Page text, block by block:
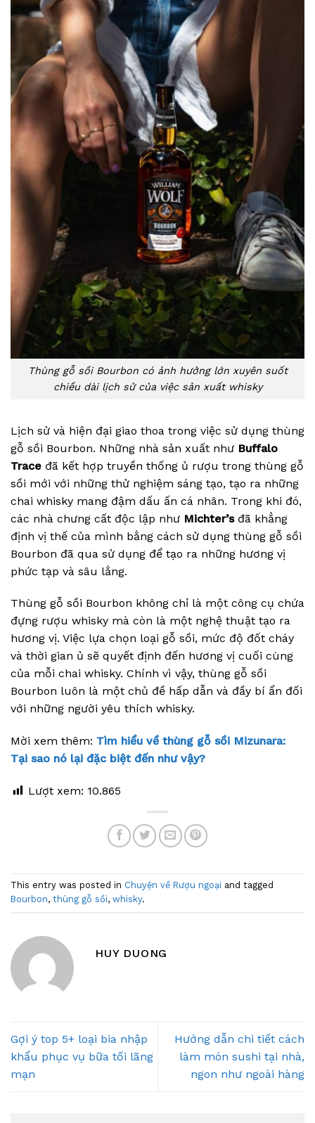
Thùng gỗ sồi Bourbon có ảnh hưởng lớn xuyên suốt
chiều dài lịch sử của việc sản xuất whisky
Lịch sử và hiện đại giao thoa trong việc sử dụng thùng
gỗ sồi Bourbon. Những nhà sản xuất như Buffalo
Trace đã kết hợp truyền thống ủ rượu trong thùng gỗ
sồi mới với những thử nghiệm sáng tạo, tạo ra những
chai whisky mang đậm dấu ấn cá nhân. Trong khi đó,
các nhà chưng cất độc lập như Michter’sđã khẳng
định vị thế của mình bằng cách sử dụng thùng gỗ sồi
Bourbon đã qua sử dụng để tạo ra những hương vị
phức tạp và sâu lắng.
Thùng gỗ sồi Bourbon không chỉ là một công cụ chứa
đựng rượu whisky mà còn là một nghệ thuật tạo ra
hương vị. Việc lựa chọn loại gỗ sồi, mức độ đốt cháy
và thời gian ủ sẽ quyết định đến hương vị cuối cùng
của mỗi chai whisky. Chính vì vậy, thùng gỗ sồi
Bourbon luôn là một chủ đề hấp dẫn và đầy bí ẩn đối
với những người yêu thích whisky.
Mời xem thêm: Tìm hiểu về thùng gỗ sồi Mizunara:
Tại sao nó lại đặc biệt đến như vậy?
Lượt xem: 10.865
This entry was posted in Chuyện về Rượu ngoại and tagged
Bourbon, thùng gỗ sồi, whisky.
HUY DUONG
Gợi ý top 5+ loại bia nhập
khẩu phục vụ bữa tối lãng
mạn
Hướng dẫn chi tiết cách
làm món sushi tại nhà,
ngon như ngoài hàng